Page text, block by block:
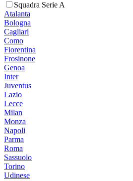
Squadra Serie A
Atalanta
Bologna
Cagliari
Como
Fiorentina
Frosinone
Genoa
Inter
Juventus
Lazio
Lecce
Milan
Monza
Napoli
Parma
Roma
Sassuolo
Torino
Udinese